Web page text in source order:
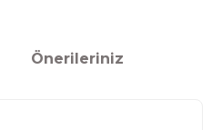
Önerileriniz